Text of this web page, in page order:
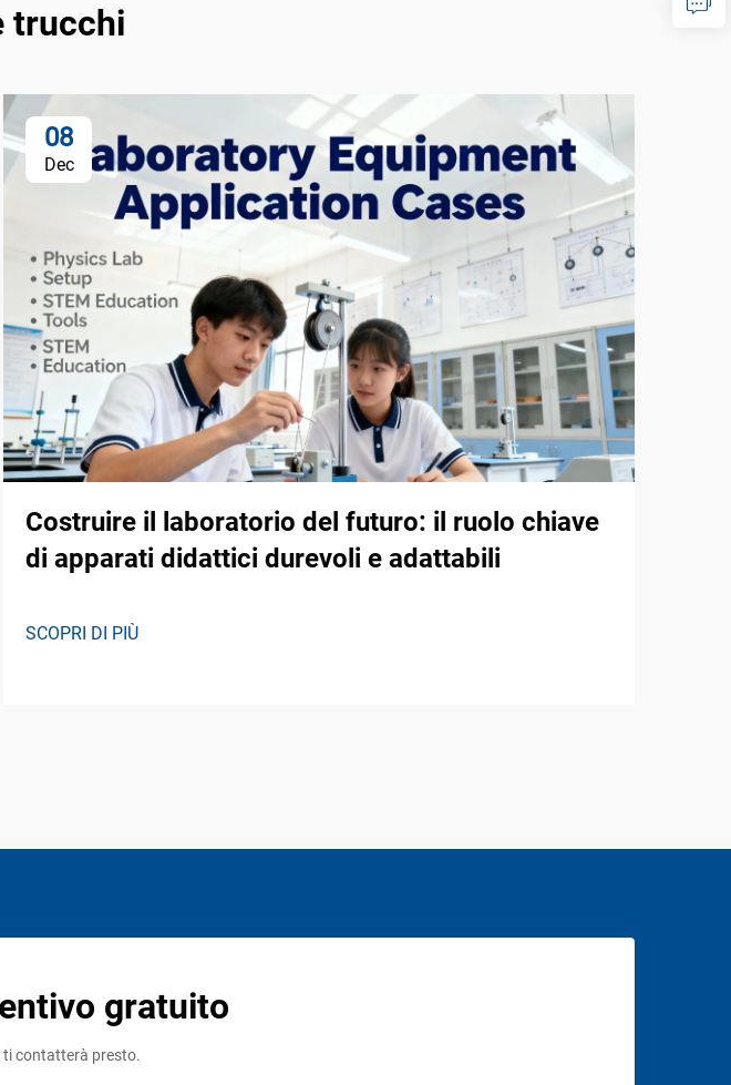
trucchi
08
Dec
Costruire il laboratorio del futuro: il ruolo chiave
di apparati didattici durevoli e adattabili
SCOPRI DI PIÙ
gratuito
contatterà presto.